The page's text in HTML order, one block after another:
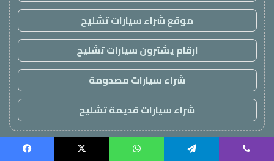
موقع شراء سيارات تشليح
ارقام يشترون سيارات تشليح
شراء سيارات مصدومة
شراء سيارات قديمة تشليح